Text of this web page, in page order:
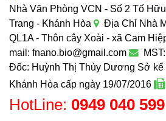
Nhà Văn Phòng VCN - Số 2 Tố
Trang - Khánh Hòa
Địa Chỉ Nhà
QL1A - Thôn cây Xoài - xã Cam
mail: fnano.bio@gmail.com
Đốc: Huỳnh Thị Thùy Dương Sở kế
Khánh Hòa cấp ngày 19/07/2016
HotLine: 0949 040 599